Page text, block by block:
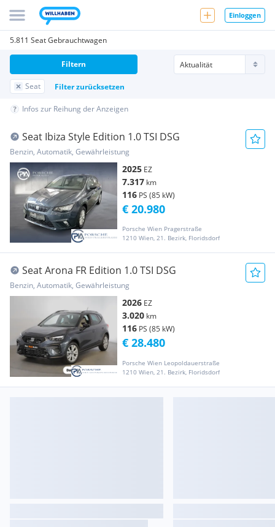
Einloggen
5.811 Seat Gebrauchtwagen
Seat Filter zurücksetzen
Filtern
Infos zur Reihung der Anzeigen
Seat Ibiza Style Edition 1.0 TSI DSG
Benzin, Automatik, Gewährleistung
2025 EZ
7.317 km
116 PS (85 kW)
Porsche Wien Pragerstraße
1210 Wien, 21. Bezirk, Floridsdorf
€ 20.980
Seat Arona FR Edition 1.0 TSI DSG
Benzin, Automatik, Gewährleistung
2026 EZ
3.020 km
116 PS (85 kW)
Porsche Wien Leopoldauerstraße
1210 Wien, 21. Bezirk, Floridsdorf
€ 28.480